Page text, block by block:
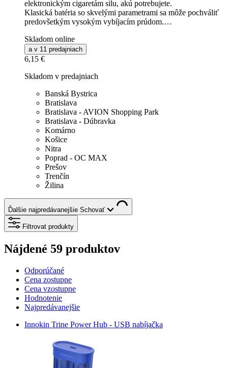
elektronickým cigaretám silu, akú potrebujete.
Klasická batéria so skvelými parametrami sa môže pochváliť
predovšetkým vysokým vybíjacím prúdom.…
Skladom online
a v 11 predajniach
6,15 €
Skladom v predajniach
Banská Bystrica
Bratislava
Bratislava - AVION Shopping Park
Bratislava - Dúbravka
Komárno
Košice
Nitra
Poprad - OC MAX
Prešov
Trenčín
Žilina
Ďalšie najpredávanejšie Schovať
Filtrovat produkty
Nájdené 59 produktov
Odporúčané
Cena zostupne
Cena vzostupne
Hodnotenie
Najpredávanejšie
Innokin Trine Power Hub - USB nabíjačka